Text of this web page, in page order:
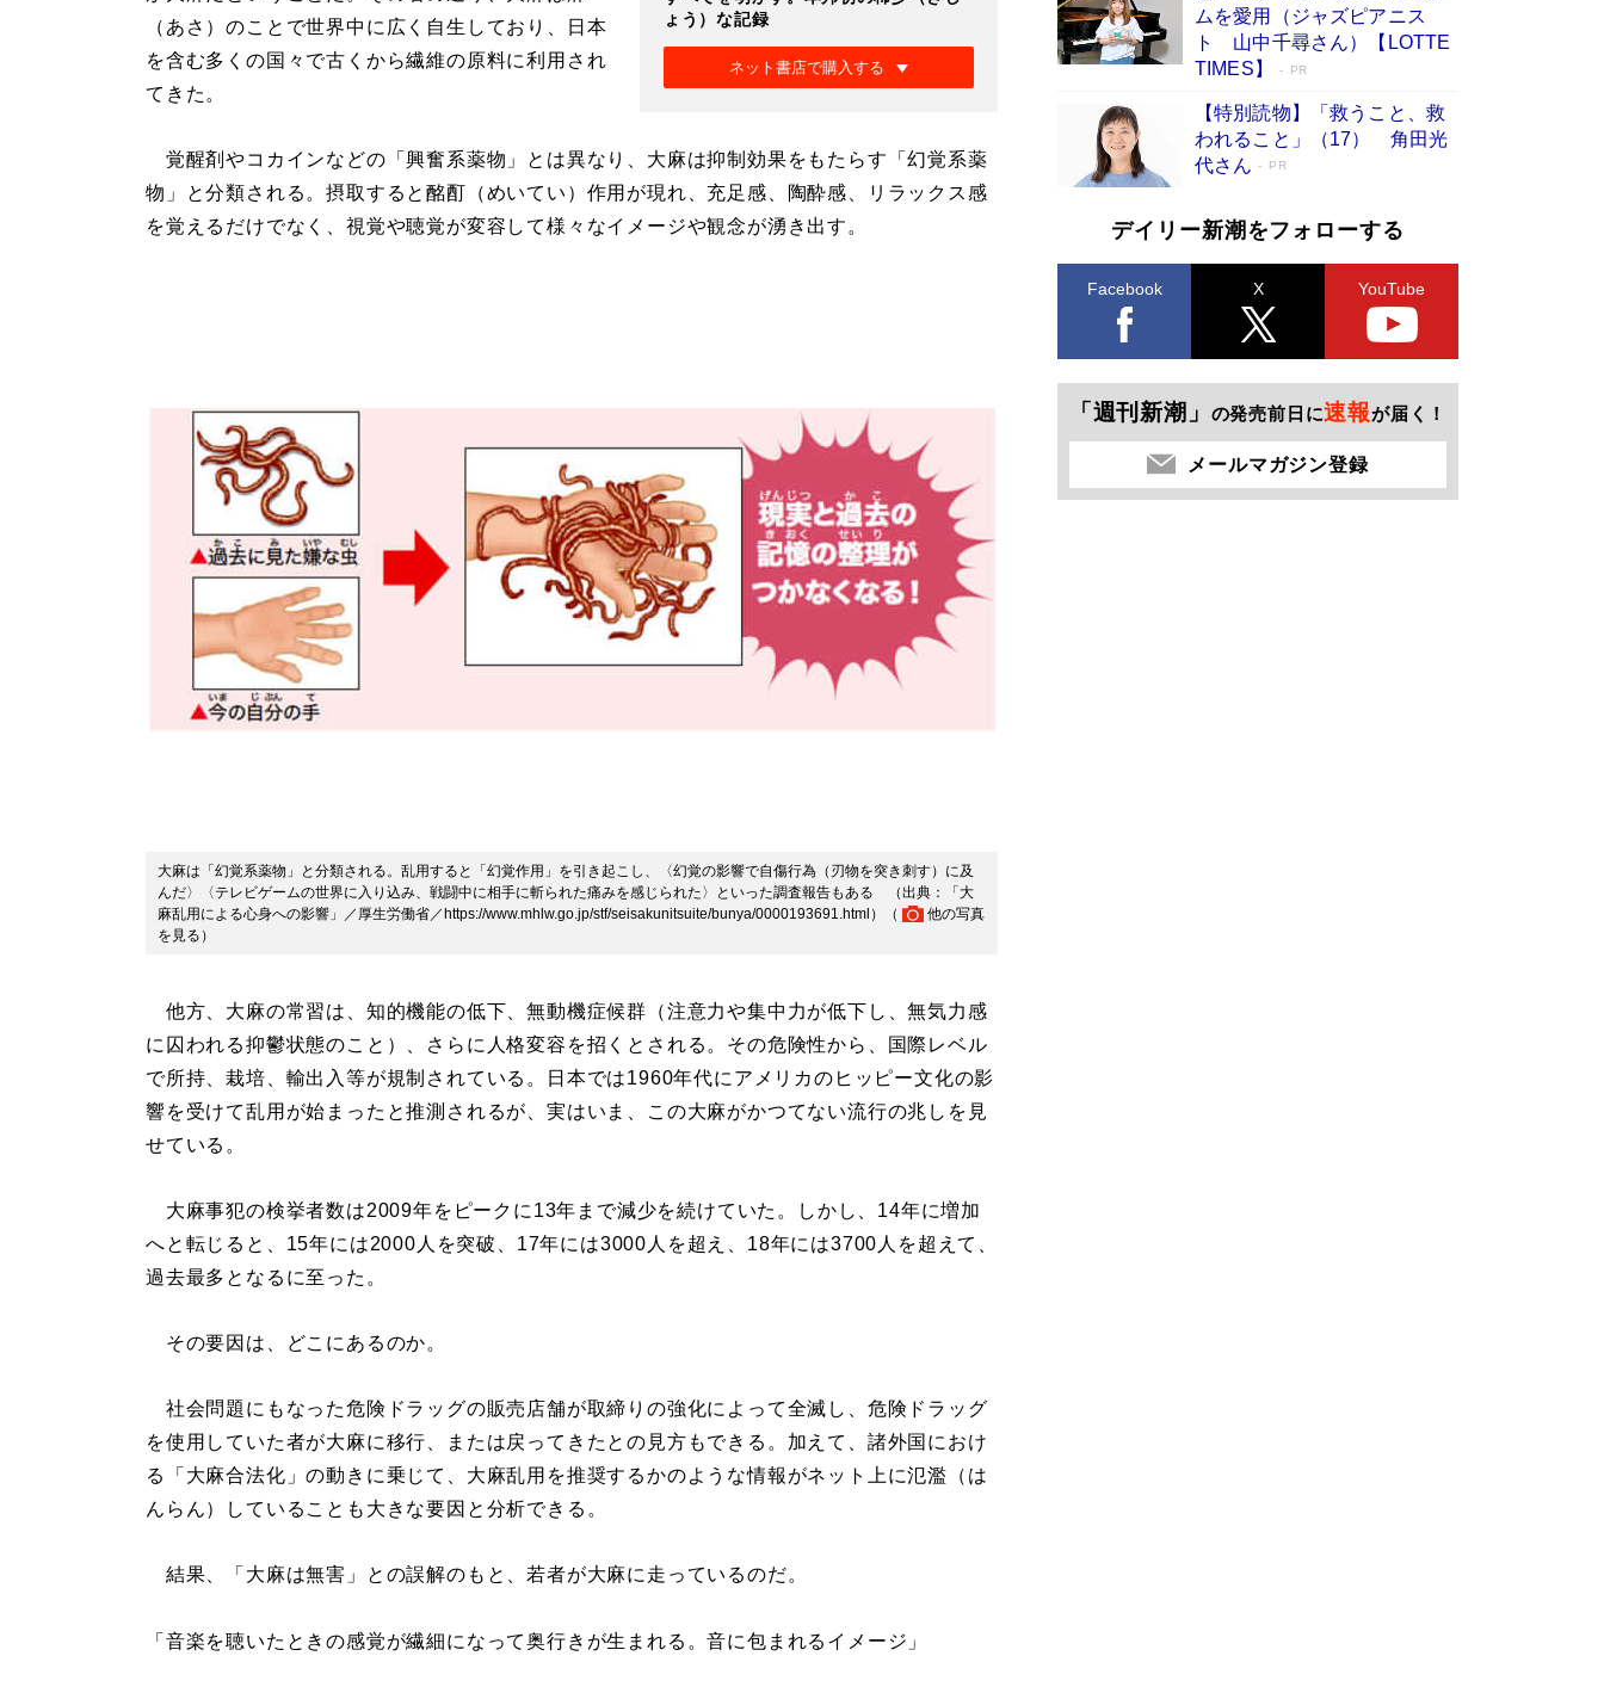
ょう）な記録
ネット書店で購入する
（あさ）のことで世界中に広く自生しており、日本
を含む多くの国々で古くから繊維の原料に利用され
てきた。
覚醒剤やコカインなどの「興奮系薬物」とは異なり、大麻は抑制効果をもたらす「幻覚系薬
物」と分類される。摂取すると酩酊（めいてい）作用が現れ、充足感、陶酔感、リラックス感
を覚えるだけでなく、視覚や聴覚が変容して様々なイメージや観念が湧き出す。
大麻は「幻覚系薬物」と分類される。乱用すると「幻覚作用」を引き起こし、〈幻覚の影響で自傷行為（刃物を突き刺す）に及
んだ〉〈テレビゲームの世界に入り込み、戦闘中に相手に斬られた痛みを感じられた〉といった調査報告もある （出典：「大
麻乱用による心身への影響」／厚生労働省／https://www.mhlw.go.jp/stf/seisakunitsuite/bunya/0000193691.html）（
他の写真
を見る ）
他方、大麻の常習は、知的機能の低下、無動機症候群（注意力や集中力が低下し、無気力感
に囚われる抑鬱状態のこと）、さらに人格変容を招くとされる。その危険性から、国際レベル
で所持、栽培、輸出入等が規制されている。日本では1960年代にアメリカのヒッピー文化の影
響を受けて乱用が始まったと推測されるが、実はいま、この大麻がかつてない流行の兆しを見
せている。
大麻事犯の検挙者数は2009年をピークに13年まで減少を続けていた。しかし、14年に増加
へと転じると、15年には2000人を突破、17年には3000人を超え、18年には3700人を超えて、
過去最多となるに至った。
その要因は、どこにあるのか。
社会問題にもなった危険ドラッグの販売店舗が取締りの強化によって全滅し、危険ドラッグ
を使用していた者が大麻に移行、または戻ってきたとの見方もできる。加えて、諸外国におけ
る「大麻合法化」の動きに乗じて、大麻乱用を推奨するかのような情報がネット上に氾濫（は
んらん）していることも大きな要因と分析できる。
結果、「大麻は無害」との誤解のもと、若者が大麻に走っているのだ。
「音楽を聴いたときの感覚が繊細になって奥行きが生まれる。音に包まれるイメージ」
Book Bang
ムを愛用（ジャズピアニス
ト 山中千尋さん）【LOTTE
TIMES】
PR
【特別読物】「救うこと、救
われること」（17） 角田光
代さん
PR
デイリー新潮をフォローする
Facebook X YouTube
「週刊新潮」 の発売前日に速報が届く！
メールマガジン登録